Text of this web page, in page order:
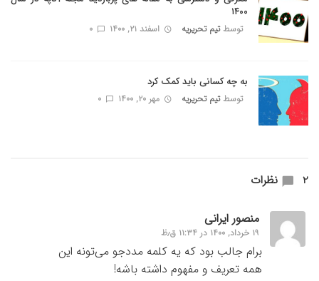
۱۴۰۰
توسطتیم تحریریه اسفند ۲۱, ۱۴۰۰ 0
به چه کسانی باید کمک کرد
توسطتیم تحریریه مهر ۲۰, ۱۴۰۰ 0
2 نظرات
منصور ایرانی
۱۹ خرداد, ۱۴۰۰ در ۱۱:۳۴ ق٫ظ
برام جالب بود که یه کلمه مددجو می‌تونه این
همه تعریف و مفهوم داشته باشه!